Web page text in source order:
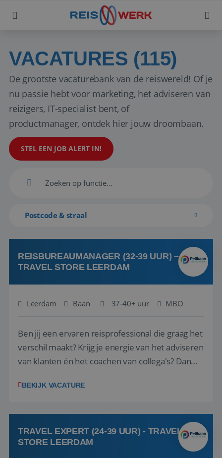
VACATURES (115)
De grootste vacaturebank van de reiswereld! Of je
nu passie hebt voor marketing, het adviseren van
reizigers, IT-specialist bent, of
productmanager, ontdek hier jouw droombaan.
STEL EEN JOB ALERT IN!
Postcode & straal
REISBUREAUMANAGER (32-39 UUR) –
TRAVEL STORE LEERDAM
Leerdam Baan 37-40+ uur MBO
Ben jij een ervaren reisprofessional die graag het
verschil maakt? Krijg je energie van het adviseren
van klanten én het coachen van collega's? Dan
(onderdeel van Pelikaan Travel Group) zoeken
team het reisbureau verder...
BEKIJK VACATURE
TRAVEL EXPERT (24-39 UUR) - TRAVEL
STORE LEERDAM